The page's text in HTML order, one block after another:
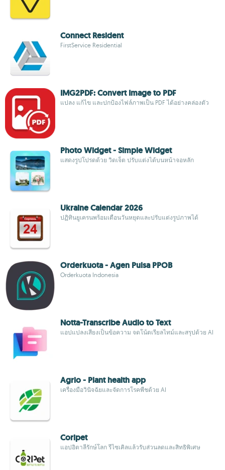
Connect Resident
FirstService Residential
IMG2PDF: Convert Image to PDF
แปลง แก้ไข และปกป้องไฟล์ภาพเป็น PDF ได้อย่างคล่องตัว
Photo Widget - Simple Widget
แสดงรูปโปรดด้วย วิดเจ็ต ปรับแต่งได้บนหน้าจอหลัก
Ukraine Calendar 2026
ปฏิทินยูเครนพร้อมเตือนวันหยุดและปรับแต่งรูปภาพได้
Orderkuota - Agen Pulsa PPOB
Orderkuota Indonesia
Notta-Transcribe Audio to Text
แอปแปลงเสียงเป็นข้อความ จดโน้ตเรียลไทม์และสรุปด้วย AI
Agrio - Plant health app
เครื่องมือวินิจฉัยและจัดการโรคพืชด้วย AI
Coripet
แอปอิตาลีรักษ์โลก รีไซเคิลแล้วรับส่วนลดและสิทธิพิเศษ